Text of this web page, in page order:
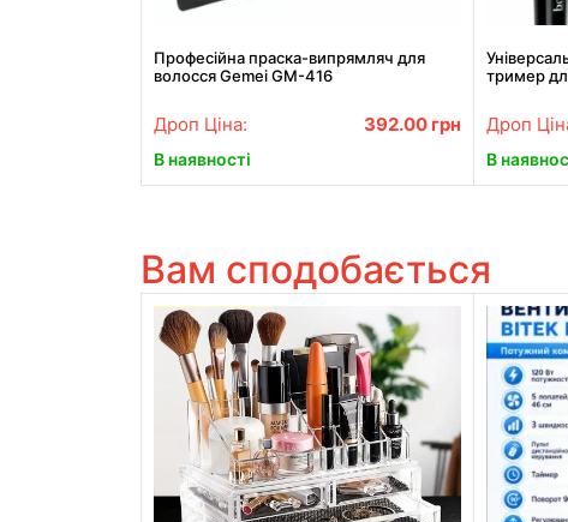
Професійна праска-випрямляч для
волосся Gemei GM-416
Дроп Ціна: 392.00 грн
В наявності
тример
Дроп
В
Вам сподобається